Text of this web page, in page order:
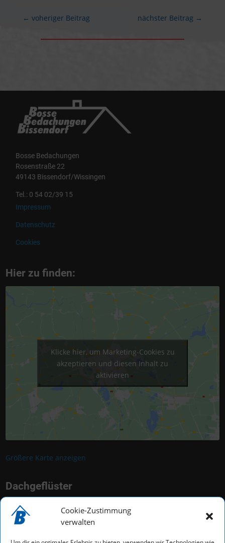
Cookie-Zustimmung
verwalten
← voheriger Beitrag nächster Beitrag →
Bosse Bedachungen
Rosenstraße 22
49143 Bissendorf/Wissingen
Tel.: 0 54 02/39 15
Impressum
Datenschutz
Cookies
Hier zu finden:
Klicke hier, um Marketing-Cookies zu
akzeptieren und diesen Inhalt zu
aktivieren
Größere Karte anzeigen
Dachgeflüster